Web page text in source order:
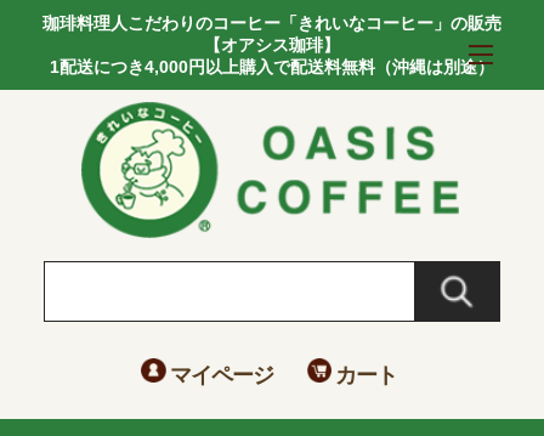
珈琲料理人こだわりのコーヒー「きれいなコーヒー」の販売
【オアシス珈琲】
1配送につき4,000円以上購入で配送料無料（沖縄は別途）
マイページ カート